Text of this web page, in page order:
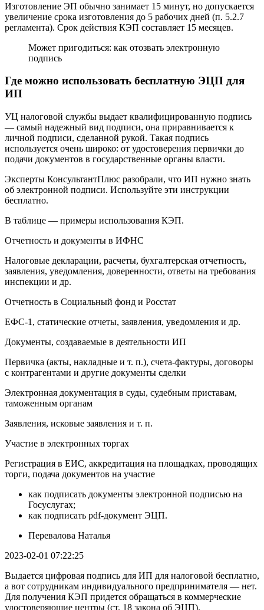
Изготовление ЭП обычно занимает 15 минут, но допускается
увеличение срока изготовления до 5 рабочих дней (п. 5.2.7
регламента). Срок действия КЭП составляет 15 месяцев.
Может пригодиться: как отозвать электронную
подпись
Где можно использовать бесплатную ЭЦП для
ИП
УЦ налоговой службы выдает квалифицированную подпись
— самый надежный вид подписи, она приравнивается к
личной подписи, сделанной рукой. Такая подпись
используется очень широко: от удостоверения первички до
подачи документов в государственные органы власти.
Эксперты КонсультантПлюс разобрали, что ИП нужно знать
об электронной подписи. Используйте эти инструкции
бесплатно.
В таблице — примеры использования КЭП.
Отчетность и документы в ИФНС
Налоговые декларации, расчеты, бухгалтерская отчетность,
заявления, уведомления, доверенности, ответы на требования
инспекции и др.
Отчетность в Социальный фонд и Росстат
ЕФС-1, статические отчеты, заявления, уведомления и др.
Документы, создаваемые в деятельности ИП
Первичка (акты, накладные и т. п.), счета-фактуры, договоры
с контрагентами и другие документы сделки
Электронная документация в суды, судебным приставам,
таможенным органам
Заявления, исковые заявления и т. п.
Участие в электронных торгах
Регистрация в ЕИС, аккредитация на площадках, проводящих
торги, подача документов на участие
как подписать документы электронной подписью на
Госуслугах;
как подписать pdf-документ ЭЦП.
Перевалова Наталья
2023-02-01 07:22:25
Выдается цифровая подпись для ИП для налоговой бесплатно,
а вот сотрудникам индивидуального предпринимателя — нет.
Для получения КЭП придется обращаться в коммерческие
удостоверяющие центры (ст. 18 закона об ЭЦП).